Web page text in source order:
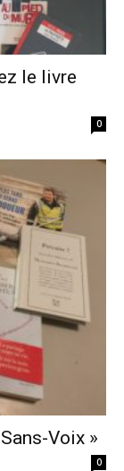
le livre
0
Voix »
0